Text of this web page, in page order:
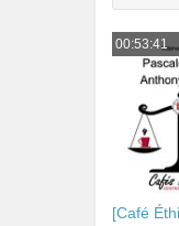
00:53:41
[Café